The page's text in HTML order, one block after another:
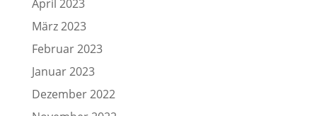
April 2023
März 2023
Februar 2023
Januar 2023
Dezember 2022